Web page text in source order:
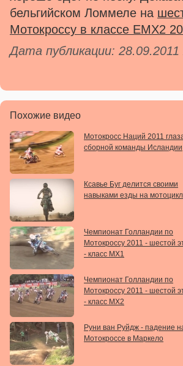
бельгийском Ломмеле на
Мотокроссу в классе EMX2
Дата публикации: 28.09.2011
Похожие видео
Мотокросс Наций 2011
сборной команды Исландии
Ксавье Буг делится своими
навыками езды на
Чемпионат Голландии по
Мотокроссу 2011 - шестой
- класс MX1
Чемпионат Голландии по
Мотокроссу 2011 - шестой
- класс MX2
Руни ван Руйдж - падение
Мотокроссе в Маркело